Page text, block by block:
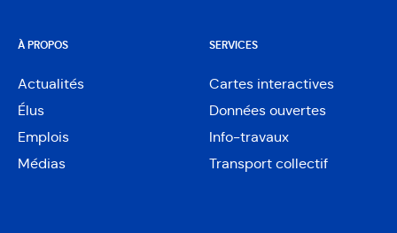
À PROPOS
Actualités
Élus
Emplois
Médias
SERVICES
Cartes interactives
Ouvre
dans
une
nouvelle
Données ouvertes
Ouvre
dans
une
Info-travaux
Transport collectif